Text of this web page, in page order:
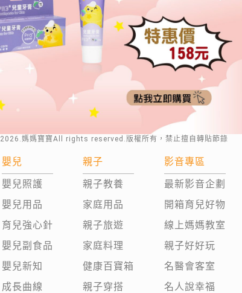
2026 .媽媽寶寶All rights reserved.版權所有，禁止擅自轉貼節錄
嬰兒
嬰兒照護
嬰兒用品
育兒強心針
嬰兒副食品
嬰兒新知
成長曲線
親子
親子教養
家庭用品
親子旅遊
家庭料理
健康百寶箱
親子穿搭
影音專區
最新影音企劃
開箱育兒好物
線上媽媽教室
親子好好玩
名醫會客室
名人說幸福